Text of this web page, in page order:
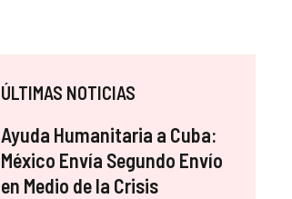
ÚLTIMAS NOTICIAS
Ayuda Humanitaria a Cuba:
México Envía Segundo Envío
en Medio de la Crisis